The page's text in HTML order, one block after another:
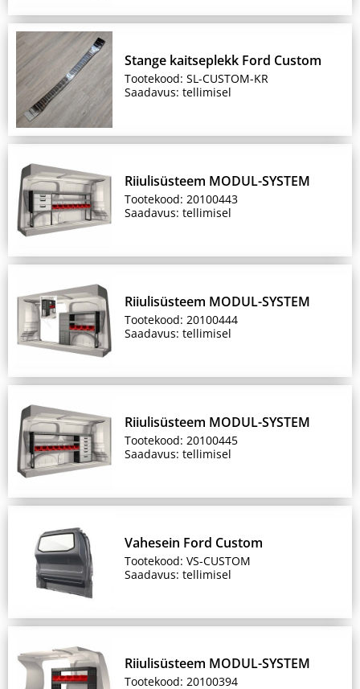
Stange kaitseplekk Ford Custom
Tootekood: SL-CUSTOM-KR
Saadavus: tellimisel
Riiulisüsteem MODUL-SYSTEM
Tootekood: 20100443
Saadavus: tellimisel
Riiulisüsteem MODUL-SYSTEM
Tootekood: 20100444
Saadavus: tellimisel
Riiulisüsteem MODUL-SYSTEM
Tootekood: 20100445
Saadavus: tellimisel
Vahesein Ford Custom
Tootekood: VS-CUSTOM
Saadavus: tellimisel
Riiulisüsteem MODUL-SYSTEM
Tootekood: 20100394